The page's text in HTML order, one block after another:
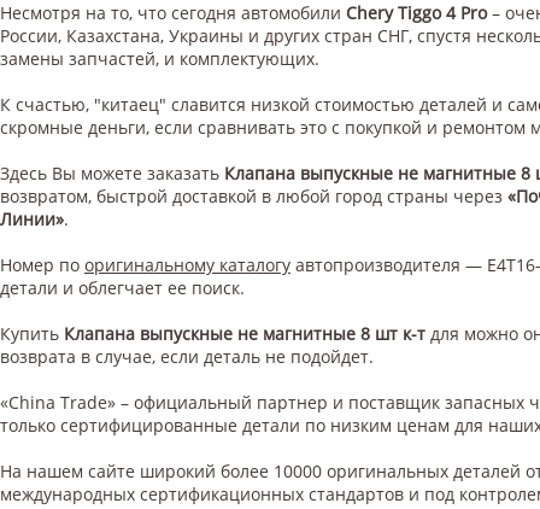
Несмотря на то, что сегодня автомобили Chery Tiggo 4 Pro–
России, Казахстана, Украины и других стран СНГ, спустя
замены запчастей, и комплектующих.
К счастью, "китаец" славится низкой стоимостью деталей и
скромные деньги, если сравнивать это с покупкой и
Здесь Вы можете заказать Клапана выпускные не магнитные 8
возвратом, быстрой доставкой в любой город страны через
Линии».
Номер по оригинальному каталогу автопроизводителя —
детали и облегчает ее поиск.
Купить Клапана выпускные не магнитные 8 шт к-т для можно
возврата в случае, если деталь не подойдет.
«China Trade» – официальный партнер и поставщик запасных
только сертифицированные детали по низким ценам для
На нашем сайте широкий более 10000 оригинальных деталей
международных сертификационных стандартов и под